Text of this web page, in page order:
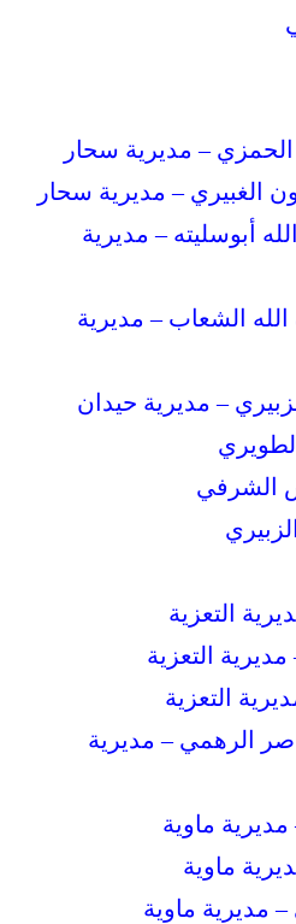
أبوسليته – مديرية
الله الشعاب – مديرية
الرهمي – مديرية